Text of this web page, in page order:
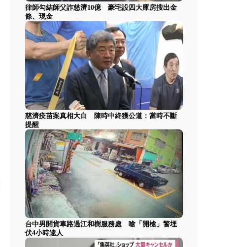
律師勾結師父詐慈濟10億 豪宅設四大庫房搜出金
條、現金
慈濟疫苗案真相大白 陳時中終獲公道：當時不斷
提醒
台中男開貨車路過江和樹服務處 嗆「開槍」警埋
伏4小時逮人